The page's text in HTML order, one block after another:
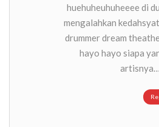
huehuheuhuheeee di
mengalahkan
drummer dream
hayo hayo siapa